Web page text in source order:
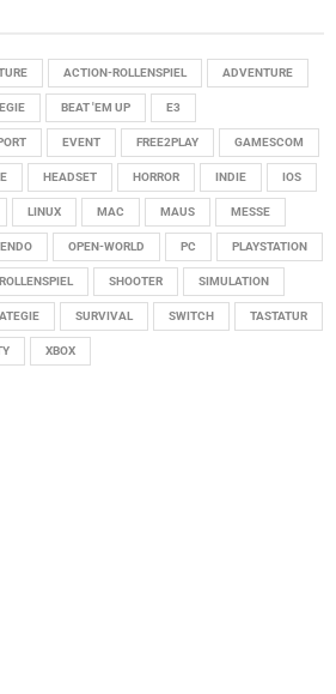
ACTION-ROLLENSPIEL ADVENTURE
BEAT 'EM UP E3
EVENT FREE2PLAY GAMESCOM
HEADSET HORROR INDIE IOS
LINUX MAC MAUS MESSE
OPEN-WORLD PC PLAYSTATION
ROLLENSPIEL SHOOTER SIMULATION
SURVIVAL SWITCH TASTATUR
XBOX